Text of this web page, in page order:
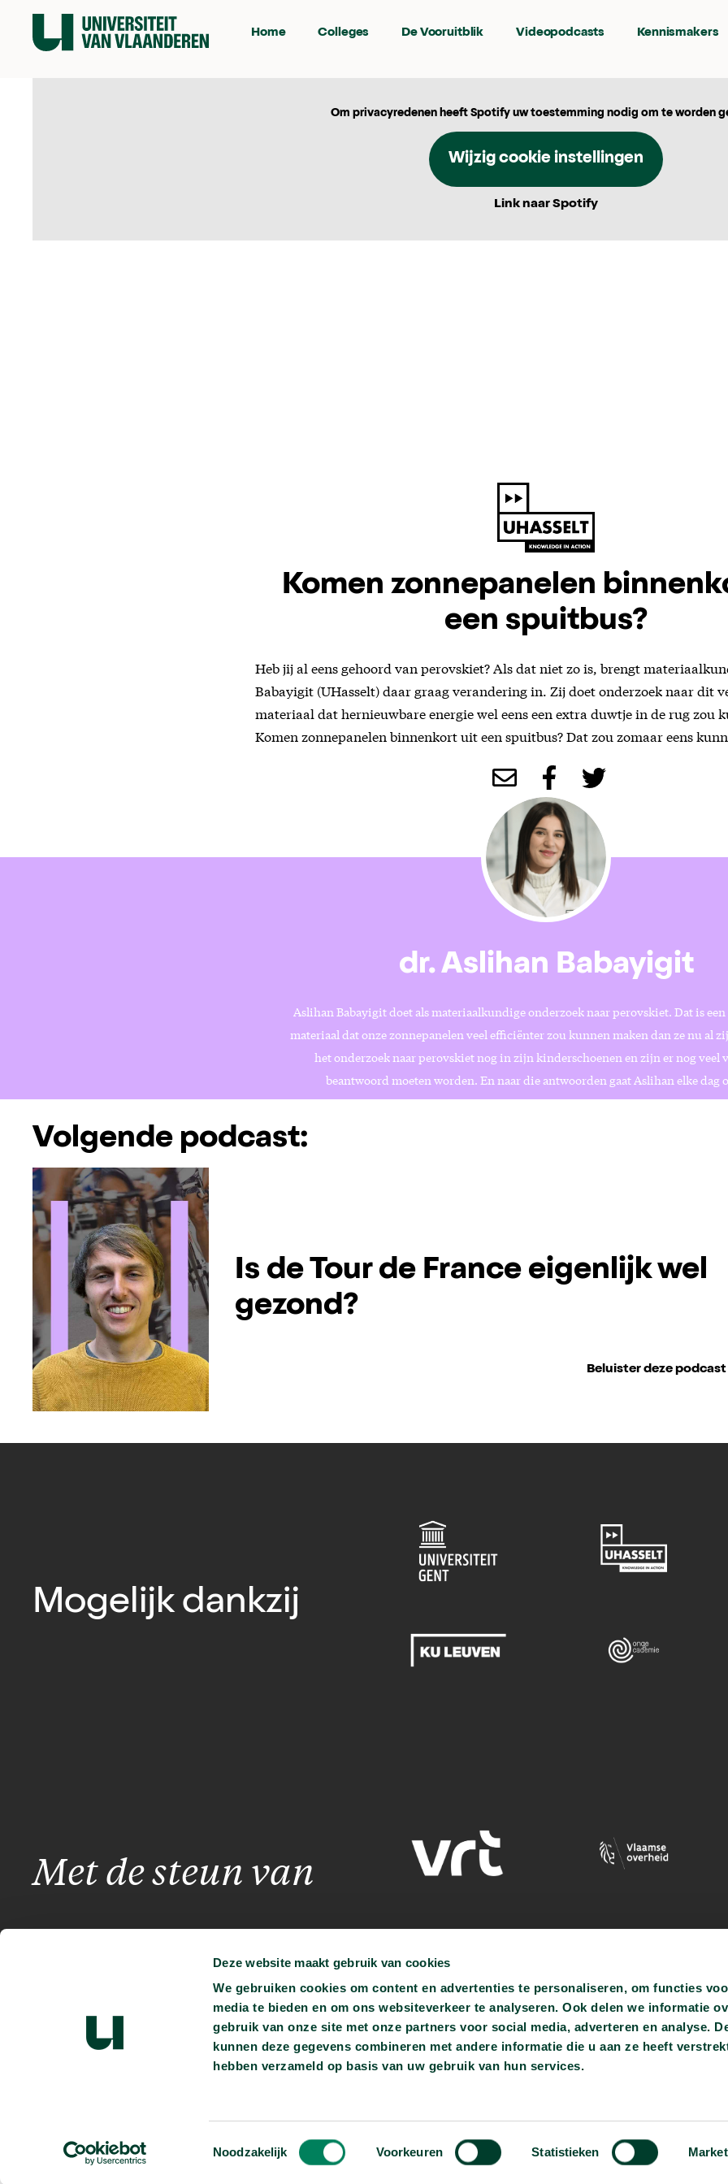
Deze website maakt gebruik van cookies
We gebruiken cookies om content en advertenties te personaliseren, om functies
media te bieden en om ons websiteverkeer te analyseren. Ook delen we informatie
gebruik van onze site met onze partners voor social media, adverteren en analyse.
kunnen deze gegevens combineren met andere informatie die u aan ze heeft
hebben verzameld op basis van uw gebruik van hun services.
Toestemmingsselectie
Noodzakelijk Voorkeuren Statistieken
Home Colleges De Vooruitblik Videopodcasts Kennismakers
Om privacyredenen heeft Spotify uw toestemming nodig om te worden
Wijzig cookie instellingen
Link naar Spotify
Komen zonnepanelen
een spuitbus?
Heb jij al eens gehoord van perovskiet? Als dat niet zo is, brengt
Babayigit (UHasselt) daar graag verandering in. Zij doet onderzoek naar dit
materiaal dat hernieuwbare energie wel eens een extra duwtje in de rug zou
Komen zonnepanelen binnenkort uit een spuitbus? Dat zou zomaar eens
dr. Aslihan Babayigit
Aslihan Babayigit doet als materiaalkundige onderzoek naar perovskiet. Dat is
materiaal dat onze zonnepanelen veel efficiënter zou kunnen maken dan ze nu al
het onderzoek naar perovskiet nog in zijn kinderschoenen en zijn er nog veel
beantwoord moeten worden. En naar die antwoorden gaat Aslihan elke dag
Volgende podcast:
Is de Tour de France eigenlijk wel
gezond?
Beluister deze podcast
Mogelijk dankzij
Met de steun van
Je kunt ons vinden op:
info@universiteitvanvlaanderen.be